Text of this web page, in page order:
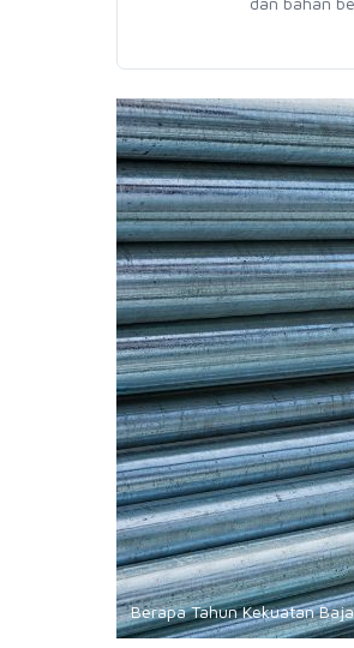
Berapa Tahun Kekuatan